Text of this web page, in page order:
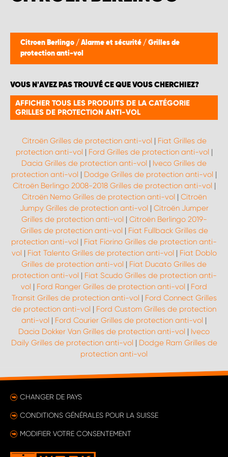
Citroen Berlingo / Alarme et sécurité / Grilles de
protection anti-vol
VOUS N'AVEZ PAS TROUVÉ CE QUE VOUS CHERCHIEZ?
AFFICHER TOUS LES PRODUITS DE LA CATÉGORIE
GRILLES DE PROTECTION ANTI-VOL
Citroën Grilles de protection anti-vol | Fiat Grilles de
protection anti-vol | Ford Grilles de protection anti-vol |
Dacia Grilles de protection anti-vol | Iveco Grilles de
protection anti-vol | Dodge Grilles de protection anti-vol |
Citroën Berlingo 2008-2018 Grilles de protection anti-vol |
Citroën Nemo Grilles de protection anti-vol | Citroën
Jumpy Grilles de protection anti-vol | Citroën Jumper
Grilles de protection anti-vol | Citroën Berlingo 2019-
Grilles de protection anti-vol | Fiat Fullback Grilles de
protection anti-vol | Fiat Fiorino Grilles de protection anti-
vol | Fiat Talento Grilles de protection anti-vol | Fiat Doblo
Grilles de protection anti-vol | Fiat Ducato Grilles de
protection anti-vol | Fiat Scudo Grilles de protection anti-
vol | Ford Ranger Grilles de protection anti-vol | Ford
Transit Grilles de protection anti-vol | Ford Connect Grilles
de protection anti-vol | Ford Custom Grilles de protection
anti-vol | Ford Courier Grilles de protection anti-vol |
Dacia Dokker Van Grilles de protection anti-vol | Iveco
Daily Grilles de protection anti-vol | Dodge Ram Grilles de
protection anti-vol
CHANGER DE PAYS
CONDITIONS GÉNÉRALES POUR LA SUISSE
MODIFIER VOTRE CONSENTEMENT